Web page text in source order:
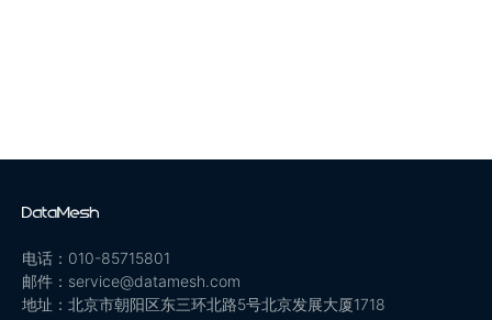
电话：010-85715801
邮件：service@datamesh.com
地址：北京市朝阳区东三环北路5号北京发展大厦1718